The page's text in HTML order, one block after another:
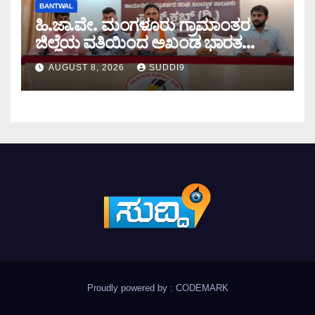
BANTWAL
ಹಿ.ಜಾ.ವೇ. ಮಂಗಳೂರು ಗ್ರಾಮಾಂತರ
ಜಿಲ್ಲೆಯ ವತಿಯಿಂದ ಅಖಂಡ ಭಾರತ
ಸಂಕಲ್ಪ ದಿನ ಕಾರ್ಯಕ್ರಮ ನಿಮಿತ್ತ
ಜಾಥಾ,ಸಭೆ,ಪ್ರಮುಖರು ಭಾಗಿ
AUGUST 8, 2026 SUDDI9
Proudly powered by : CODEMARK